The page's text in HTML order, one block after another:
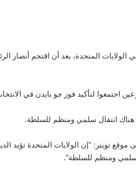
المتحدة، بعد أن اقتحم أنصار
اجتمعوا لتأكيد فوز جو بايدن في
انتقال سلمي ومنظم للسلطة.
تويتر: “إن الولايات المتحدة تؤيد
سلمي ومنظم للسلطة”.